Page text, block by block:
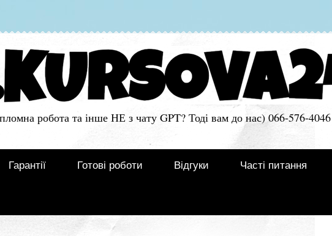
робота та інше НЕ з чату GPT? Тоді вам до нас) 066-576-
Гарантії Готові роботи Відгуки Часті питання